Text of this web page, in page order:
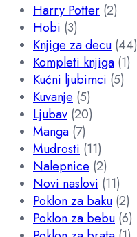
Harry Potter (2)
Hobi (3)
Knjige za decu (44)
Kompleti knjiga (1)
Kućni ljubimci (5)
Kuvanje (5)
Ljubav (20)
Manga (7)
Mudrosti (11)
Nalepnice (2)
Novi naslovi (11)
Poklon za baku (2)
Poklon za bebu (6)